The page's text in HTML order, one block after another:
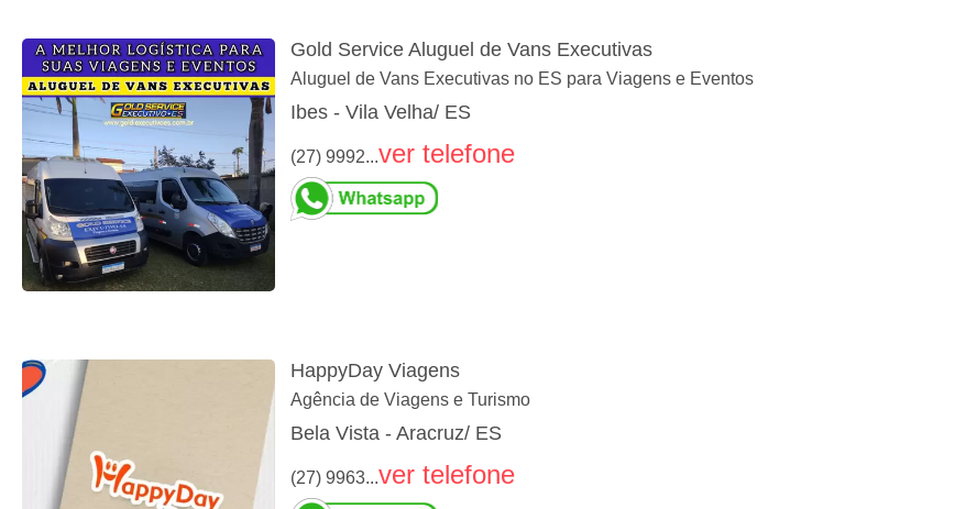
Gold Service Aluguel de Vans Executivas
Aluguel de Vans Executivas no ES para Viagens e Eventos
Ibes - Vila Velha/ ES
(27) 9992...ver telefone
HappyDay Viagens
Agência de Viagens e Turismo
Bela Vista - Aracruz/ ES
(27) 9963...ver telefone